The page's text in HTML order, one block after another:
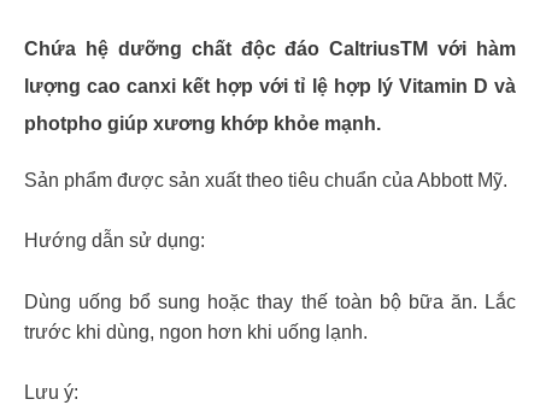
Chứa hệ dưỡng chất độc đáo CaltriusTM với hàm
lượng cao canxi kết hợp với tỉ lệ hợp lý Vitamin D và
photpho giúp xương khớp khỏe mạnh.
Sản phẩm được sản xuất theo tiêu chuẩn của Abbott Mỹ.
Hướng dẫn sử dụng:
Dùng uống bổ sung hoặc thay thế toàn bộ bữa ăn. Lắc
trước khi dùng, ngon hơn khi uống lạnh.
Lưu ý: